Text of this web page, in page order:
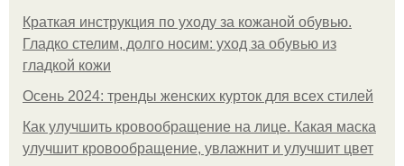
Краткая инструкция по уходу за кожаной обувью.
Гладко стелим, долго носим: уход за обувью из
гладкой кожи
Осень 2024: тренды женских курток для всех стилей
Как улучшить кровообращение на лице. Какая маска
улучшит кровообращение, увлажнит и улучшит цвет